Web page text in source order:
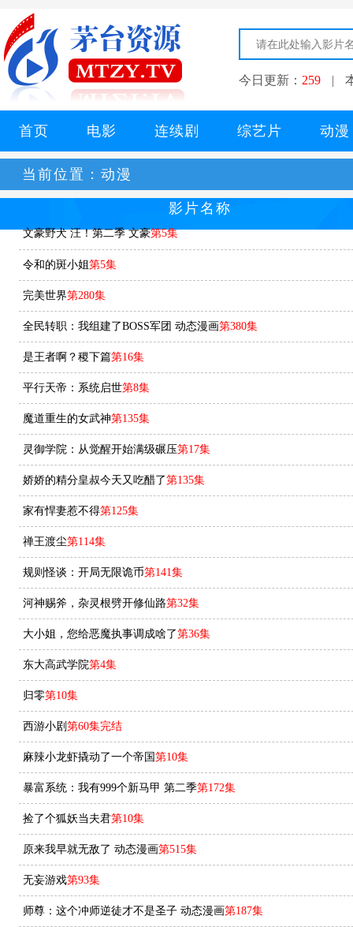
今日更新： 259 |
首页 电影 连续剧 综艺片 动漫
当前位置： 动漫
影片名称
文豪野犬 汪！第二季 文豪第5集
令和的斑小姐 第5集
完美世界第280集
全民转职：我组建了BOSS军团 动态漫画第380集
是王者啊？稷下篇第16集
平行天帝：系统启世第8集
魔道重生的女武神第135集
灵御学院：从觉醒开始满级碾压第17集
娇娇的精分皇叔今天又吃醋了第135集
家有悍妻惹不得第125集
禅王渡尘第114集
规则怪谈：开局无限诡币第141集
河神赐斧，杂灵根劈开修仙路第32集
大小姐，您给恶魔执事调成啥了第36集
东大高武学院第4集
归零第10集
西游小剧 第60集完结
麻辣小龙虾撬动了一个帝国 第10集
暴富系统：我有999个新马甲 第二季第172集
捡了个狐妖当夫君第10集
原来我早就无敌了 动态漫画第515集
无妄游戏第93集
师尊：这个冲师逆徒才不是圣子 动态漫画第187集